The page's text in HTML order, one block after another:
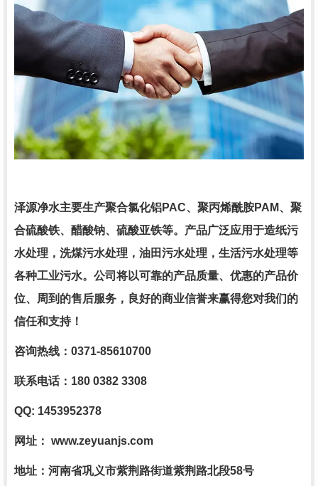
泽源净水主要生产聚合氯化铝PAC、聚丙烯酰胺PAM、聚
合硫酸铁、醋酸钠、硫酸亚铁等。产品广泛应用于造纸污
水处理，洗煤污水处理，油田污水处理，生活污水处理等
各种工业污水。公司将以可靠的产品质量、优惠的产品价
位、周到的售后服务，良好的商业信誉来赢得您对我们的
信任和支持！
咨询热线： 0371-85610700
联系电话： 180 0382 3308
QQ: 1453952378
网址 ： www.zeyuanjs.com
地址：河南省巩义市紫荆路街道紫荆路北段58号